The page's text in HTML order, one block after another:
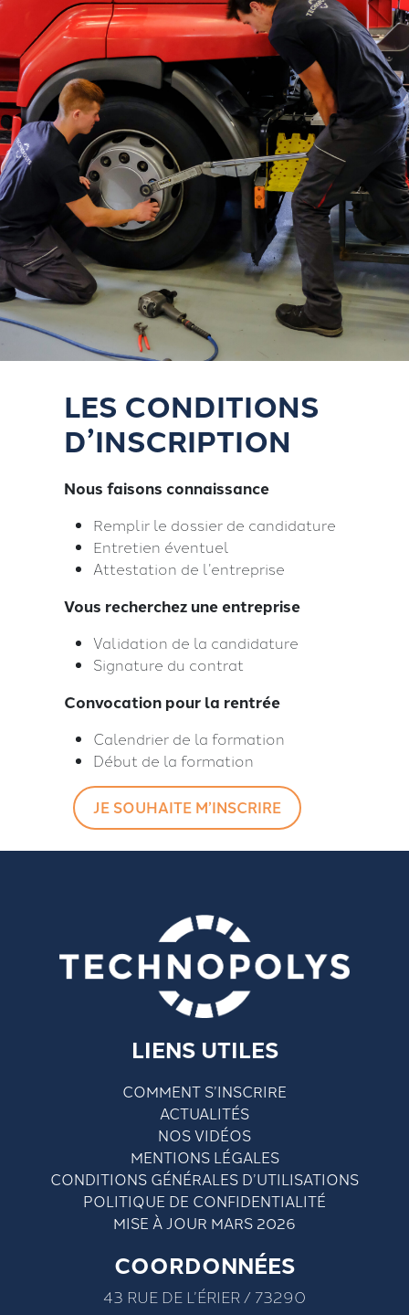
LES CONDITIONS
D’INSCRIPTION
Nous faisons connaissance
Remplir le dossier de candidature
Entretien éventuel
Attestation de l’entreprise
Vous recherchez une entreprise
Validation de la candidature
Signature du contrat
Convocation pour la rentrée
Calendrier de la formation
Début de la formation
JE SOUHAITE M’INSCRIRE
LIENS UTILES
COMMENT S’INSCRIRE
ACTUALITÉS
NOS VIDÉOS
MENTIONS LÉGALES
CONDITIONS GÉNÉRALES D’UTILISATIONS
POLITIQUE DE CONFIDENTIALITÉ
MISE À JOUR MARS 2026
COORDONNÉES
43 RUE DE L’ÉRIER / 73290